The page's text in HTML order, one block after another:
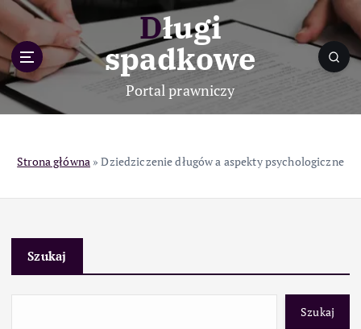
p
o
c
Długi
spadkowe
Portal prawniczy
Strona główna »Dziedziczenie długów a aspekty psychologiczne
Szukaj
Szukaj